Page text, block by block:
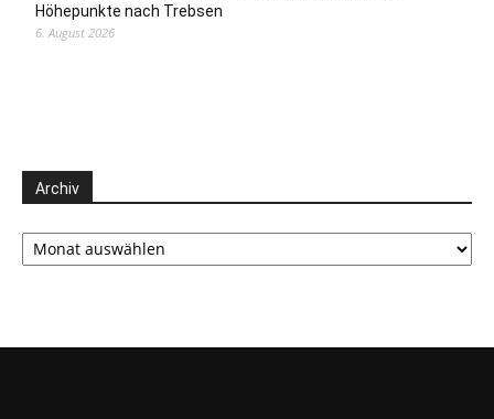
Höhepunkte nach Trebsen
6. August 2026
Archiv
Archiv